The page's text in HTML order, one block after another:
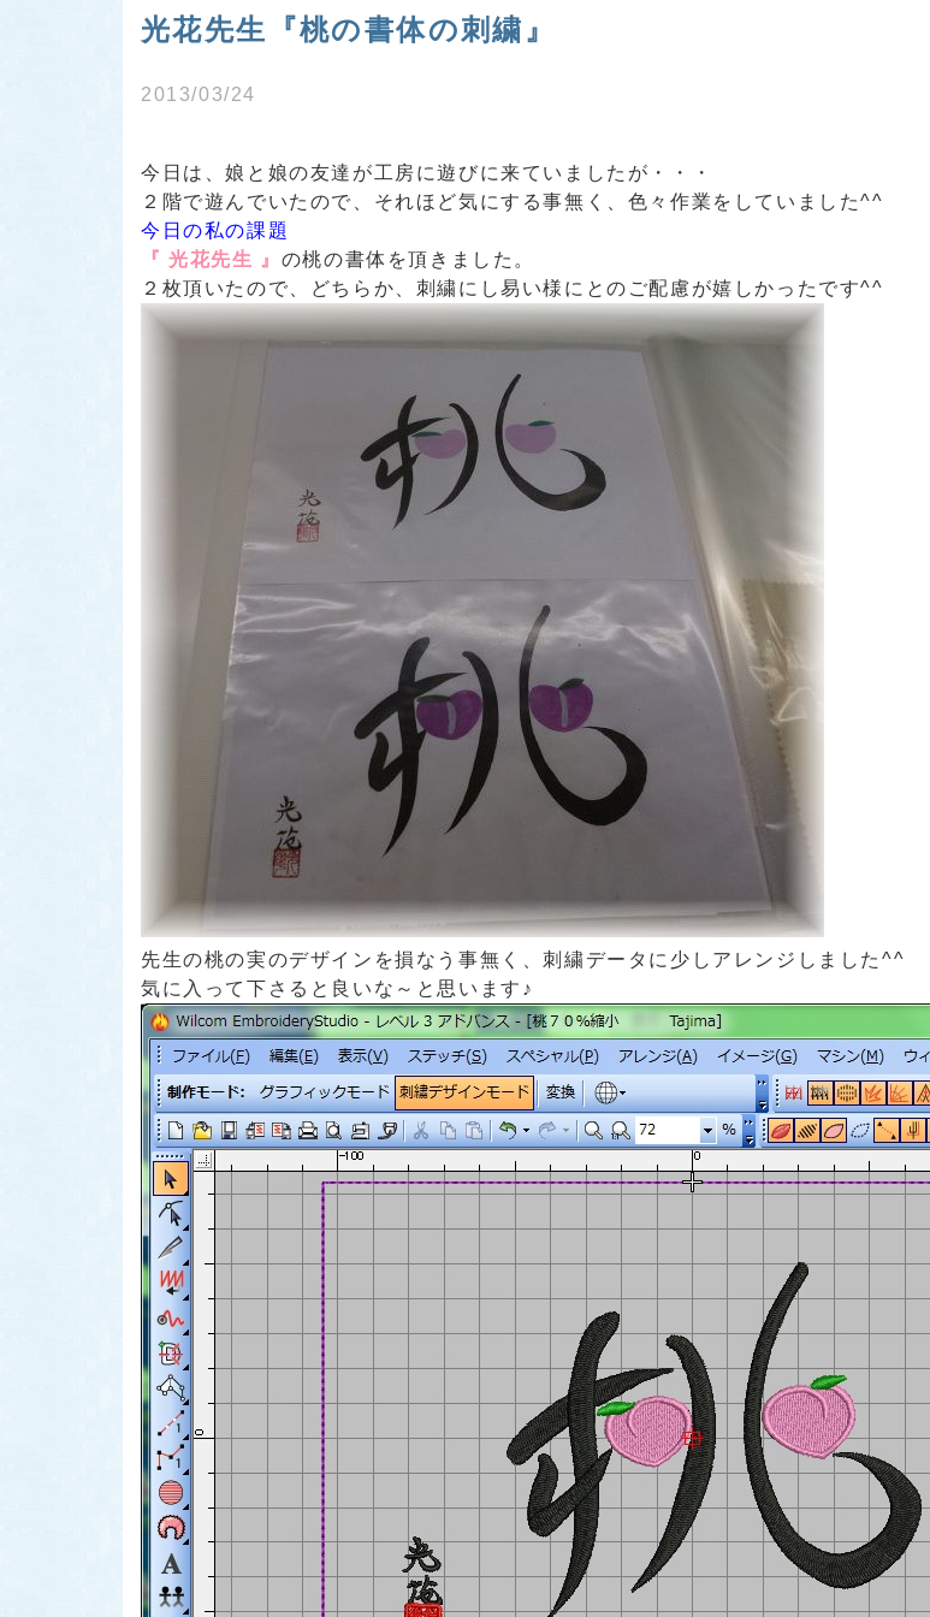
光花先生『桃の書体の刺繍』
2013/03/24
今日は、娘と娘の友達が工房に遊びに来ていましたが・・・
２階で遊んでいたので、それほど気にする事無く、色々作業をしていました^^
今日の私の課題
『 光花先生 』 の桃の書体を頂きました。
２枚頂いたので、どちらか、刺繍にし易い様にとのご配慮が嬉しかったです^^
先生の桃の実のデザインを損なう事無く、刺繍データに少しアレンジしました^^
気に入って下さると良いな～と思います♪